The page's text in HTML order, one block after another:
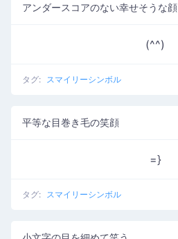
アンダースコアのない幸せそうな顔
(^^)
タグ: スマイリーシンボル
平等な目巻き毛の笑顔
=}
タグ: スマイリーシンボル